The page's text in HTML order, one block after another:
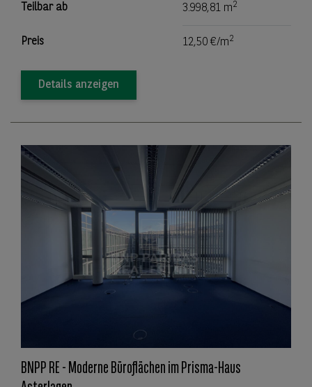
Teilbar ab 3.998,81 m2
Preis 12,50 €/m2
Details anzeigen
BNPP RE - Moderne Büroflächen im Prisma-Haus